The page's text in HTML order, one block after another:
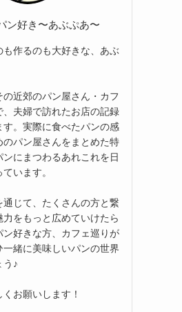
ン好き〜あぶぷあ〜
作るのも大好きな、あぶ
の近郊のパン屋さん・カフ
、夫婦で訪れたお店の記録
す。実際に食べたパンの感
のパン屋さんをまとめた特
にまつわるあれこれを日
います。
通じて、たくさんの方と繋
をもっと広めていけたら
ン好きな方、カフェ巡りが
緒に美味しいパンの世界
う♪
お願いします！